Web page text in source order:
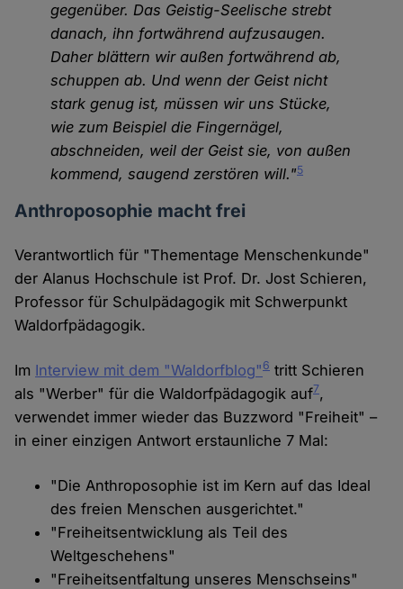
gegenüber. Das Geistig-Seelische strebt
danach, ihn fortwährend aufzusaugen.
Daher blättern wir außen fortwährend ab,
schuppen ab. Und wenn der Geist nicht
stark genug ist, müssen wir uns Stücke,
wie zum Beispiel die Fingernägel,
abschneiden, weil der Geist sie, von außen
kommend, saugend zerstören will."5
Anthroposophie macht frei
Verantwortlich für "Thementage Menschenkunde"
der Alanus Hochschule ist Prof. Dr. Jost Schieren,
Professor für Schulpädagogik mit Schwerpunkt
Waldorfpädagogik.
Im Interview mit dem "Waldorfblog"6 tritt Schieren
als "Werber" für die Waldorfpädagogik auf7,
verwendet immer wieder das Buzzword "Freiheit" –
in einer einzigen Antwort erstaunliche 7 Mal:
"Die Anthroposophie ist im Kern auf das Ideal
des freien Menschen ausgerichtet."
"Freiheitsentwicklung als Teil des
Weltgeschehens"
"Freiheitsentfaltung unseres Menschseins"